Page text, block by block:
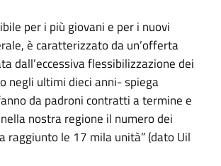
per i più giovani e per i nuovi
è caratterizzato da un’offerta
dall’eccessiva flessibilizzazione dei
negli ultimi dieci anni- spiega
da padroni contratti a termine e
nostra regione il numero dei
raggiunto le 17 mila unità” (dato Uil